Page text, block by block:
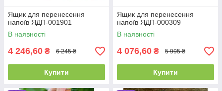
Ящик для перенесення
напоїв ЯДП-001901
В наявності
4 246,60 ₴ 6 245 ₴
Купити
Ящик для перенесення
напоїв ЯДП-000309
В наявності
4 076,60 ₴ 5 995 ₴
Купити